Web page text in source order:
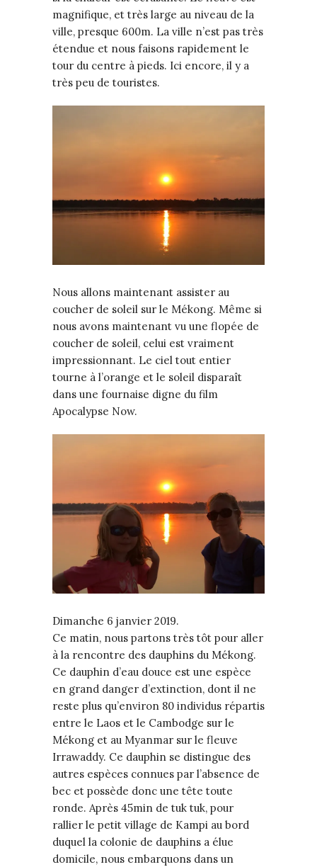
magnifique, et très large au niveau de la
ville, presque 600m. La ville n’est pas très
étendue et nous faisons rapidement le
tour du centre à pieds. Ici encore, il y a
très peu de touristes.
Nous allons maintenant assister au
coucher de soleil sur le Mékong. Même si
nous avons maintenant vu une flopée de
coucher de soleil, celui est vraiment
impressionnant. Le ciel tout entier
tourne à l’orange et le soleil disparaît
dans une fournaise digne du film
Apocalypse Now.
Dimanche 6 janvier 2019.
Ce matin, nous partons très tôt pour aller
à la rencontre des dauphins du Mékong.
Ce dauphin d’eau douce est une espèce
en grand danger d’extinction, dont il ne
reste plus qu’environ 80 individus répartis
entre le Laos et le Cambodge sur le
Mékong et au Myanmar sur le fleuve
Irrawaddy. Ce dauphin se distingue des
autres espèces connues par l’absence de
bec et possède donc une tête toute
ronde. Après 45min de tuk tuk, pour
rallier le petit village de Kampi au bord
duquel la colonie de dauphins a élue
domicile, nous embarquons dans un